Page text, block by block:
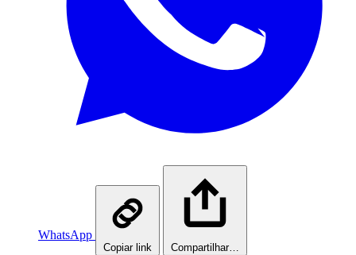
WhatsApp
Copiar link Compartilhar…